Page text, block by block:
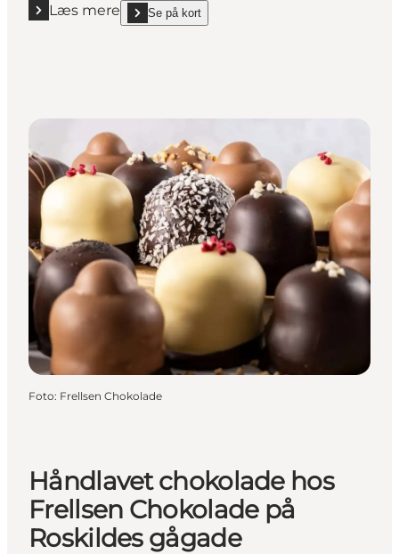
Læs mere
Læs mere "Elmely Kro"
Se på kort
show Elmely Kro on_map
Foto: Frellsen Chokolade
Håndlavet chokolade hos
Frellsen Chokolade på
Roskildes gågade